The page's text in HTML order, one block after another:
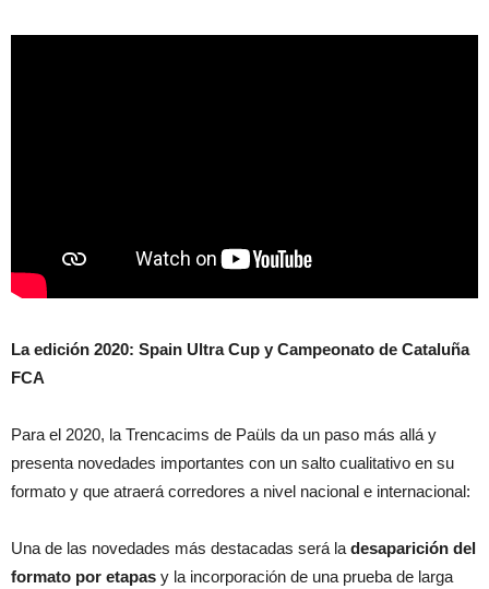
La edición 2020: Spain Ultra Cup y Campeonato de Cataluña
FCA
Para el 2020, la Trencacims de Paüls da un paso más allá y
presenta novedades importantes con un salto cualitativo en su
formato y que atraerá corredores a nivel nacional e internacional:
Una de las novedades más destacadas será la desaparición del
formato por etapas y la incorporación de una prueba de larga